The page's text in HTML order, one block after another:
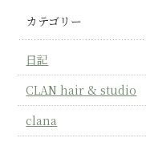
カテゴリー
日記
CLAN hair & studio
clana